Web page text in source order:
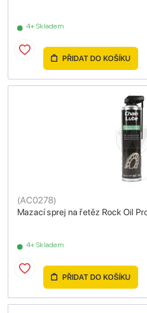
4+ Skladem
PŘIDAT DO KOŠÍKU
Mazací sprej na řetěz Rock Oil
(AC0278)
4+ Skladem
PŘIDAT DO KOŠÍKU